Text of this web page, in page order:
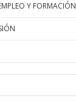
Y FORMACIÓN